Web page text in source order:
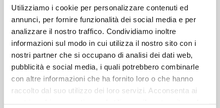
Utilizziamo i cookie per personalizzare contenuti ed
annunci, per fornire funzionalità dei social media e per
analizzare il nostro traffico. Condividiamo inoltre
informazioni sul modo in cui utilizza il nostro sito con i
nostri partner che si occupano di analisi dei dati web,
pubblicità e social media, i quali potrebbero combinarle
con altre informazioni che ha fornito loro o che hanno
raccolto dal suo utilizzo dei loro servizi. Acconsenta ai
28 disponibile